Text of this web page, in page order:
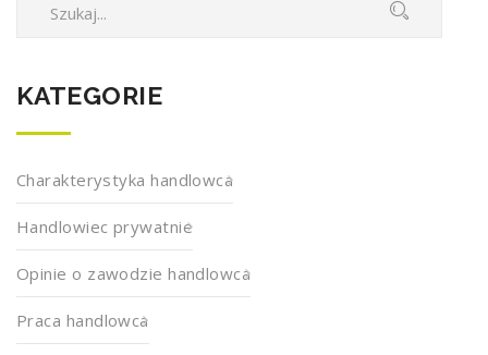
KATEGORIE
Charakterystyka handlowca
Handlowiec prywatnie
Opinie o zawodzie handlowca
Praca handlowca